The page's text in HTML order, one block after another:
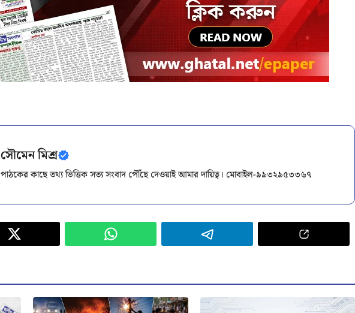
সৌমেন মিশ্র
পাঠকের কাছে তথ্য ভিত্তিক সত্য সংবাদ পৌঁছে দেওয়াই আমার দায়িত্ব। মোবাইল-৯৯৩২৯৫৩৩৬৭